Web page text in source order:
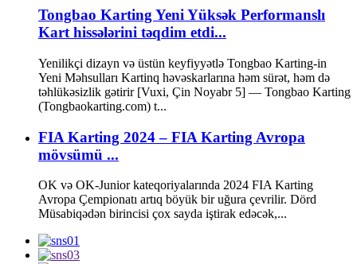
Tongbao Karting Yeni Yüksək Performanslı
Kart hissələrini təqdim etdi...
Yenilikçi dizayn və üstün keyfiyyətlə Tongbao Karting-in
Yeni Məhsulları Kartinq həvəskarlarına həm sürət, həm də
təhlükəsizlik gətirir [Vuxi, Çin Noyabr 5] — Tongbao Karting
(Tongbaokarting.com) t...
FIA Karting 2024 – FIA Karting Avropa
mövsümü ...
OK və OK-Junior kateqoriyalarında 2024 FIA Karting
Avropa Çempionatı artıq böyük bir uğura çevrilir. Dörd
Müsabiqədən birincisi çox sayda iştirak edəcək,...